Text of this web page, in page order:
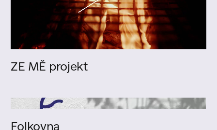
ZE MĚ projekt
Folkovna